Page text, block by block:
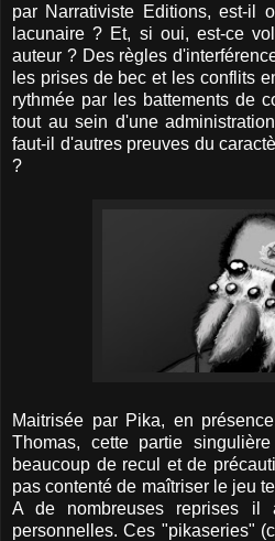
par Narrativiste Editions, est-il
lacunaire ? Et, si oui, est-ce
auteur ? Des règles
les prises de bec et les conflits
rythmée par les battements de
tout au sein d'une
faut-il d'autres preuves du
?
Maitrisée par Pika, en
Thomas, cette partie
beaucoup de recul et de
pas contenté de maîtriser le jeu
A de nombreuses reprises il
personnelles. Ces "pikaseries"